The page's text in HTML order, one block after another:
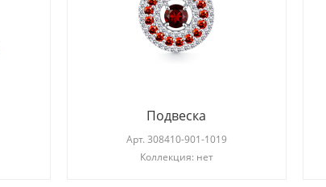
Подвеска
Арт. 308410-901-1019
Коллекция: нет